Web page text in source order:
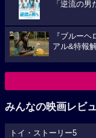
「逆流の男
『ブルー
アル&特報
みんなの映画レビ
トイ・ストーリー5